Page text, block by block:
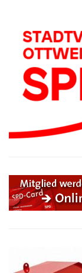
Beiträge